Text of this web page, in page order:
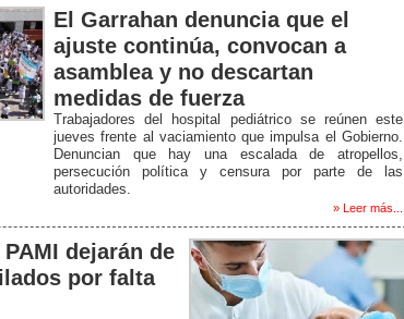
El Garrahan denuncia que el
ajuste continúa, convocan a
asamblea y no descartan
medidas de fuerza
Trabajadores del hospital pediátrico se reúnen este
jueves frente al vaciamiento que impulsa el Gobierno.
Denuncian que hay una escalada de atropellos,
persecución política y censura por parte de las
autoridades.
» Leer más...
dejarán de
por falta